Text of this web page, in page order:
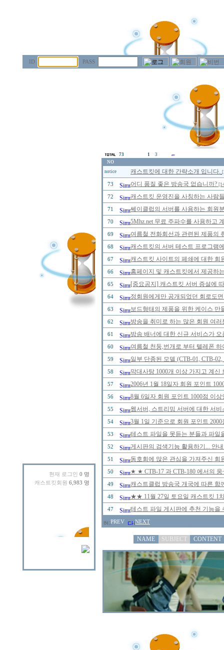
ID PASS
현재 로그인 0 명
캐스트킷회원 6,983 명
73 1
3
NO
notice
캐스트킷에 대한 간략소개 입니다.
73 어디 품질 좋은 방송국 없습니까?
72 캐스트킷 운영진을 사칭하는 사람
71 쎄이클럽의 서버를 사용하는 회원
70 5Mhz.net 무료 주파수를 사용하고
69 여름철 전화회선과 관련된 제품의
68 캐스트킷의 서버 테스트 프로그램
67 캐스트킷 사이트의 페쇄에 대한
66 홈페이지 및 캐스트킷에서 제공하
65 [중요공지] 캐스트킷 서버 증설에
64 정회원에게만 공개되었던 회로도
63 보드형태의 제품을 위한 케이스 만
62 방송을 취미로 하는 많은 회원 여
61 방송 배너에 대한 신규 서비스가
60 여름철 천둥,번개로 부터 텔레폰
59 일부 단종된 모델 (CTB-01, CTB-
58 막대사탕 1000개 이상 가지고 계
57 2006년 1월 18일자 회원 포인트
56 8월 6일자 회원 포인트 1000점 이
55 웹서버, 스트리밍 서버에 대한 서
54 3월 1일 기준으로 회원 포인트
53 테스트 파일을 못듣는 분들과 파
52 게시판의 검색기능 활용하기... 안
51 동호회에 많은 관심을 가져주신
50 ★ ★ CTB-17 과 CTB-180 에서의
49 캐스트클럽 방송국 개국에 따른
48 ★★ 11월 27일 토요일 캐스트킷
47 테스트 파일 게시판에 추천 기능
PREV NEXT